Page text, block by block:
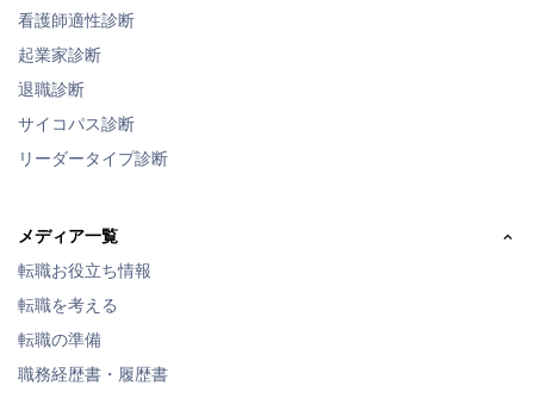
看護師適性診断
起業家診断
退職診断
サイコパス診断
リーダータイプ診断
メディア一覧
転職お役立ち情報
転職を考える
転職の準備
職務経歴書・履歴書